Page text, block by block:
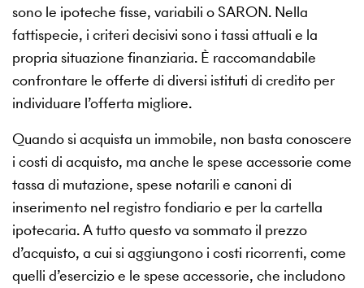
sono le ipoteche fisse, variabili o SARON. Nella
fattispecie, i criteri decisivi sono i tassi attuali e la
propria situazione finanziaria. È raccomandabile
confrontare le offerte di diversi istituti di credito per
individuare l’offerta migliore.
Quando si acquista un immobile, non basta conoscere
i costi di acquisto, ma anche le spese accessorie come
tassa di mutazione, spese notarili e canoni di
inserimento nel registro fondiario e per la cartella
ipotecaria. A tutto questo va sommato il prezzo
d’acquisto, a cui si aggiungono i costi ricorrenti, come
quelli d’esercizio e le spese accessorie, che includono